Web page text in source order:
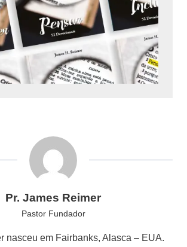
Pr. James Reimer
Pastor Fundador
nasceu em Fairbanks, Alasca – EUA.